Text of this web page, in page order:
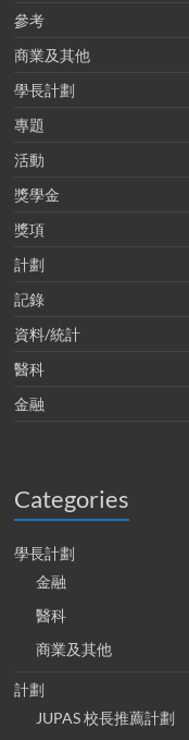
參考
商業及其他
學長計劃
專題
活動
獎學金
獎項
計劃
記錄
資料/統計
醫科
金融
Categories
學長計劃
金融
醫科
商業及其他
計劃
JUPAS 校長推薦計劃